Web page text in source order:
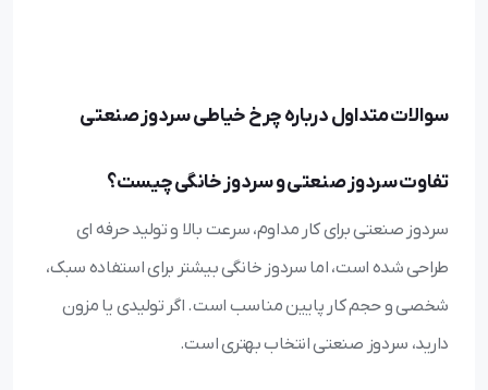
سوالات متداول درباره چرخ خیاطی سردوز صنعتی
تفاوت سردوز صنعتی و سردوز خانگی چیست؟
سردوز صنعتی برای کار مداوم، سرعت بالا و تولید حرفه‌ ای
طراحی شده است، اما سردوز خانگی بیشتر برای استفاده سبک،
شخصی و حجم کار پایین مناسب است. اگر تولیدی یا مزون
دارید، سردوز صنعتی انتخاب بهتری است.